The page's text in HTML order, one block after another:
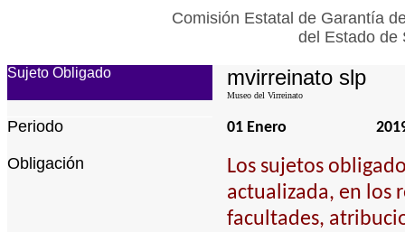
Comisión Estatal de Garantía
del Estado de
Sujeto Obligado mvirreinato slp
Museo del Virreinato
Periodo 01 Enero
Obligación
Los sujetos
actualizada, en los
facultades,